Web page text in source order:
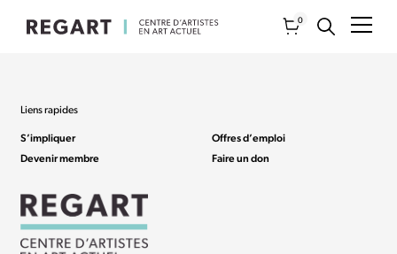
0
Liens rapides
S’impliquer
Devenir membre
Offres d’emploi
Faire un don